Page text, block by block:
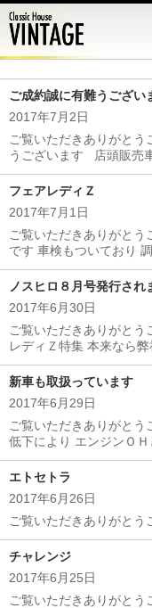
レストア
ご成約誠に有難うござい
2017年7月2日
ご覧いただきありがと
うございます 店頭販売
フェアレディＺ
2017年7月1日
ご覧いただきありがと
です 車検もついており
ノスヒロ８月号発行され
2017年6月30日
ご覧いただきありがと
レディＺ特集 本来なら
新車も取扱っています
2017年6月29日
ご覧いただきありがと
低下により エンジンＯＨ
エトセトラ
2017年6月26日
ご覧いただきありがと
チャレンジ
2017年6月25日
ご覧いただきありがと